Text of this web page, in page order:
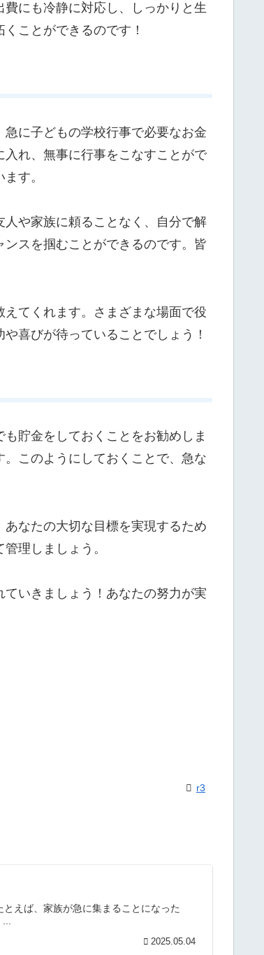
にも冷静に対応し、しっかりと生
ことができるのです！
に子どもの学校行事で必要なお金
れ、無事に行事をこなすことがで
す。
や家族に頼ることなく、自分で解
スを掴むことができるのです。皆
てくれます。さまざまな場面で役
喜びが待っていることでしょう！
貯金をしておくことをお勧めしま
このようにしておくことで、急な
なたの大切な目標を実現するため
理しましょう。
いきましょう！あなたの努力が実
r3
えば、家族が急に集まることになった
2025.05.04